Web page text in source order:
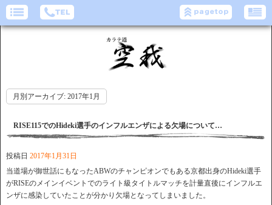
月別アーカイブ: 2017年1月
RISE115でのHideki選手のインフルエンザによる欠場について…
投稿日 2017年1月31日
当道場が御世話にもなったABWのチャンピオンでもある京都出身のHideki選手
がRISEのメインイベントでのライト級タイトルマッチを計量直後にインフルエ
ンザに感染していたことが分かり欠場となってしまいました。